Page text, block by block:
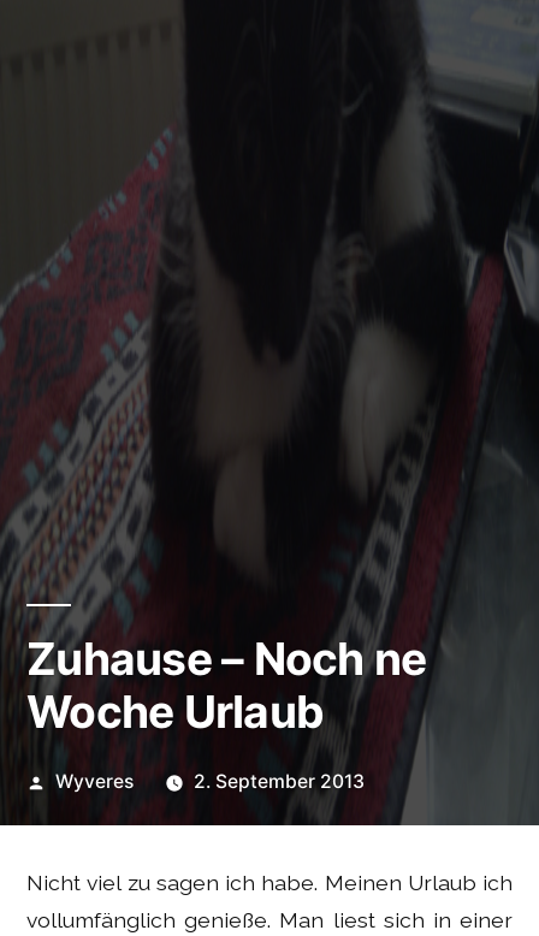
Zuhause – Noch ne
Woche Urlaub
Veröffentlicht
Wyveres 2. September 2013
Nicht viel zu sagen ich habe. Meinen Urlaub ich
vollumfänglich genieße. Man liest sich in einer